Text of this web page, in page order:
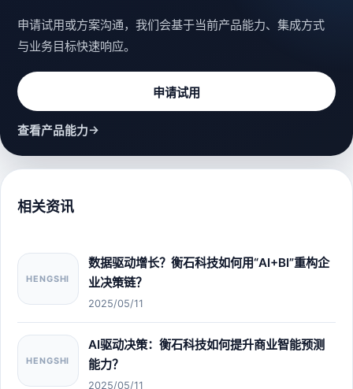
申请试用或方案沟通，我们会基于当前产品能力、集成方式
与业务目标快速响应。
申请试用
查看产品能力→
相关资讯
HENGSHI
数据驱动增长？衡石科技如何用“AI+BI”重构企
业决策链？
2025/05/11
HENGSHI
AI驱动决策：衡石科技如何提升商业智能预测
能力？
2025/05/11